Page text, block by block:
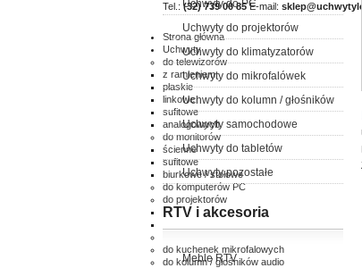
Tel.: (32) 739 00 85 E-mail:
Strona główna
Uchwyty
do telewizorów
z ramieniem
płaskie
linkowe
sufitowe
analogowych
do monitorów
ścienne
sufitowe
biurkowe / stołowe
do komputerów PC
do projektorów
ścienne
do kuchenek mikrofalowych
do kolumn / głośników audio
Uchwyty do PC
Uchwyty do projektorów
Uchwyty do klimatyzatorów
Uchwyty do mikrofalówek
Uchwyty do kolumn / głośników
Uchwyty samochodowe
Uchwyty do tabletów
Uchwyty pozostałe
RTV i akcesoria
Meble RTV